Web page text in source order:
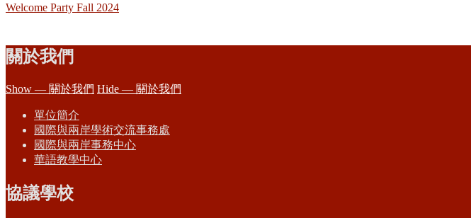
Welcome Party Fall 2024
關於我們
Show — 關於我們 Hide — 關於我們
單位簡介
國際與兩岸學術交流事務處
國際與兩岸事務中心
華語教學中心
協議學校